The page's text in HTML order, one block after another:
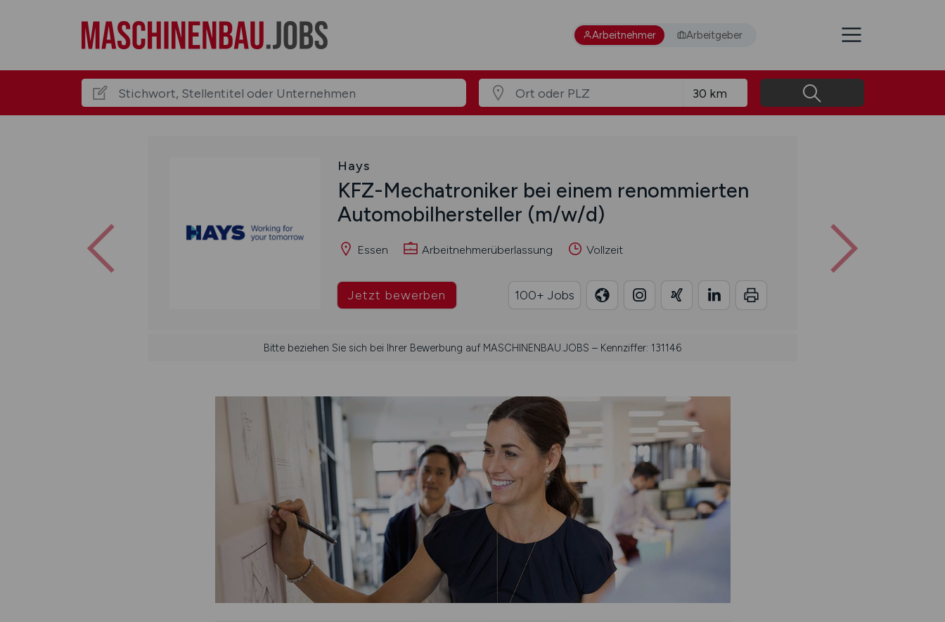
Arbeitnehmer Arbeitgeber
Hays
KFZ-Mechatroniker bei einem renommierten
Automobilhersteller (m/w/d)
Essen Arbeitnehmerüberlassung Vollzeit
Jetzt bewerben 100+ Jobs
Bitte beziehen Sie sich bei Ihrer Bewerbung auf MASCHINENBAU.JOBS – Kennziffer: 131146